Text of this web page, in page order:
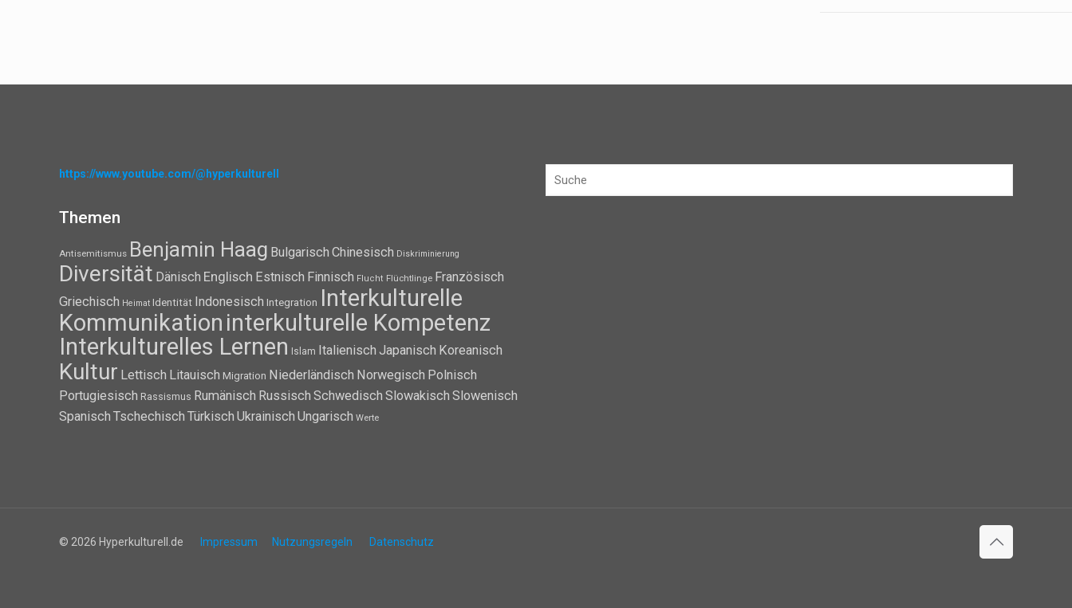
https://www.youtube.com/@hyperkulturell
Themen
Antisemitismus Benjamin Haag Bulgarisch Chinesisch Diskriminierung
Diversität Dänisch Englisch Estnisch Finnisch Flucht Flüchtlinge Französisch
Griechisch Heimat Identität Indonesisch Integration Interkulturelle
Kommunikation interkulturelle Kompetenz
Interkulturelles Lernen Islam Italienisch Japanisch Koreanisch
Kultur Lettisch Litauisch Migration Niederländisch Norwegisch Polnisch
Portugiesisch Rassismus Rumänisch Russisch Schwedisch Slowakisch Slowenisch
Spanisch Tschechisch Türkisch Ukrainisch Ungarisch Werte
© 2026 Hyperkulturell.de Impressum Nutzungsregeln Datenschutz